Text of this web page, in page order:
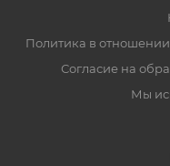
Политика в
Согласие на
Мы